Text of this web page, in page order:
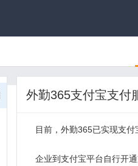
外勤365支付宝支付
目前，外勤365已实现支
企业到支付宝平台自行开